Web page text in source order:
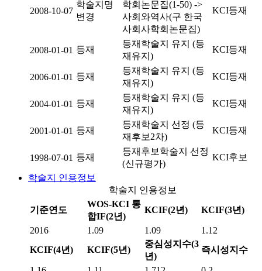
2008-10-07
학술지명
변경
학회논문집(1-50) ->
사회와역사(구 한국
사회사학회논문집)
KCI등재
2008-01-01 등재
등재학술지 유지 (등
재유지)
KCI등재
2006-01-01 등재
등재학술지 유지 (등
재유지)
KCI등재
2004-01-01 등재
등재학술지 유지 (등
재유지)
KCI등재
2001-01-01 등재
등재학술지 선정 (등
재후보2차)
KCI등재
1998-07-01 등재
등재후보학술지 선정
(신규평가)
KCI후보
학술지 인용정보
학술지 인용정보
기준연도
WOS-KCI 통
합IF(2년)
KCIF(2년) KCIF(3년)
2016 1.09 1.09
1.12
KCIF(4년)
KCIF(5년)
중심성지수(3
년)
즉시성지수